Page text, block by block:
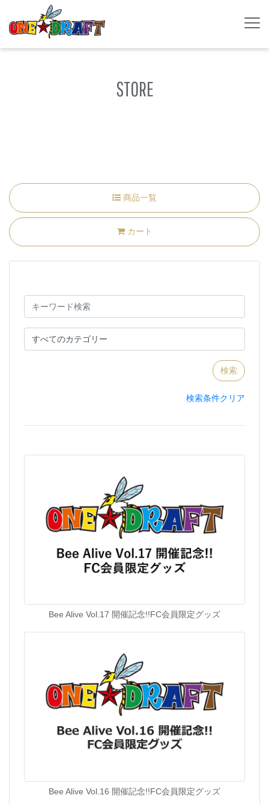
STORE
商品一覧
カート
検索条件クリア
Bee Alive Vol.17 開催記念!!FC会員限定グッズ
Bee Alive Vol.16 開催記念!!FC会員限定グッズ